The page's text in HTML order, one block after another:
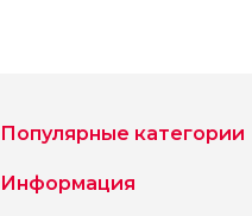
Популярные категории
Информация